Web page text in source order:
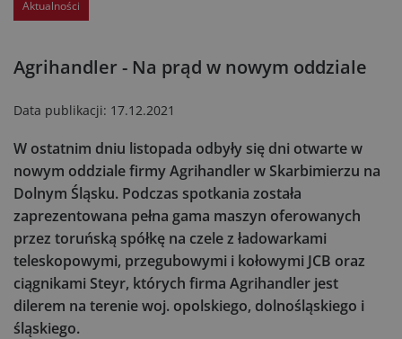
Aktualności
Agrihandler - Na prąd w nowym oddziale
Data publikacji: 17.12.2021
W ostatnim dniu listopada odbyły się dni otwarte w
nowym oddziale firmy Agrihandler w Skarbimierzu na
Dolnym Śląsku. Podczas spotkania została
zaprezentowana pełna gama maszyn oferowanych
przez toruńską spółkę na czele z ładowarkami
teleskopowymi, przegubowymi i kołowymi JCB oraz
ciągnikami Steyr, których firma Agrihandler jest
dilerem na terenie woj. opolskiego, dolnośląskiego i
śląskiego.